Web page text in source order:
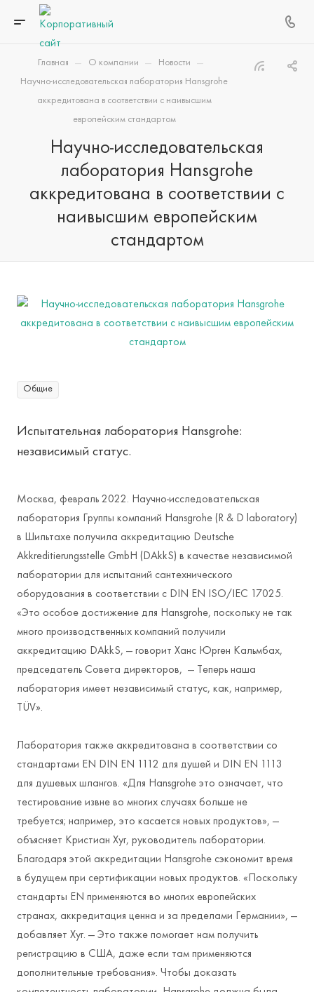
Главная — О компании — Новости —
Научно-исследовательская лаборатория Hansgrohe
аккредитована в соответствии с наивысшим
европейским стандартом
Научно-исследовательская
лаборатория Hansgrohe
аккредитована в соответствии с
наивысшим европейским
стандартом
Общие
Испытательная лаборатория Hansgrohe:
независимый статус.
Москва, февраль 2022. Научно-исследовательская
лаборатория Группы компаний Hansgrohe (R & D laboratory)
в Шильтахе получила аккредитацию Deutsche
Akkreditierungsstelle GmbH (DAkkS) в качестве независимой
лаборатории для испытаний сантехнического
оборудования в соответствии с DIN EN ISO/IEC 17025.
«Это особое достижение для Hansgrohe, поскольку не так
много производственных компаний получили
аккредитацию DAkkS, — говорит Ханс Юрген Кальмбах,
председатель Совета директоров, — Теперь наша
лаборатория имеет независимый статус, как, например,
TÜV».
Лаборатория также аккредитована в соответствии со
стандартами EN DIN EN 1112 для душей и DIN EN 1113
для душевых шлангов. «Для Hansgrohe это означает, что
тестирование извне во многих случаях больше не
требуется; например, это касается новых продуктов», —
объясняет Кристиан Хуг, руководитель лаборатории.
Благодаря этой аккредитации Hansgrohe сэкономит время
в будущем при сертификации новых продуктов. «Поскольку
стандарты EN применяются во многих европейских
странах, аккредитация ценна и за пределами Германии», —
добавляет Хуг. — Это также помогает нам получить
регистрацию в США, даже если там применяются
дополнительные требования». Чтобы доказать